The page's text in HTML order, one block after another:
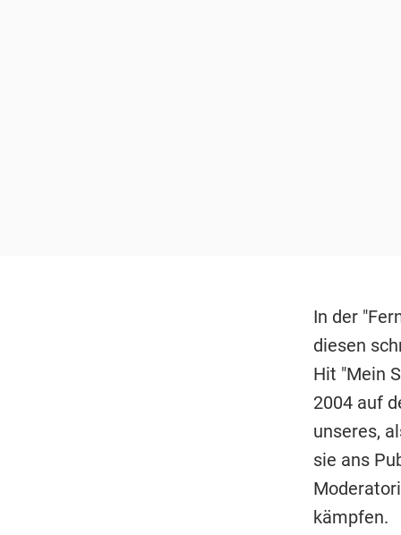
In der
diesen
Hit "Mein
2004 auf
unseres,
sie ans
kämpfen.